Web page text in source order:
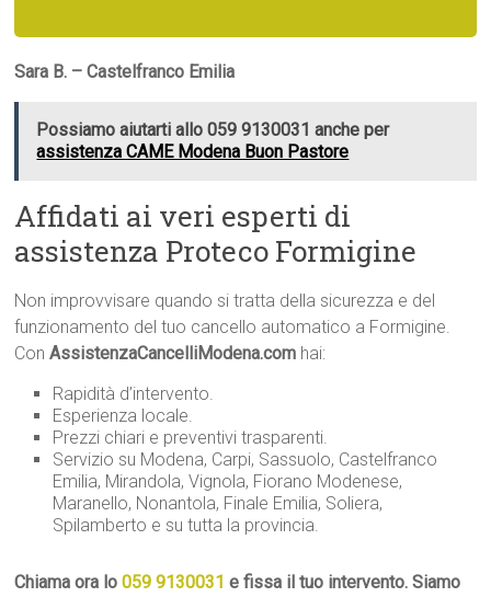
Sara B. – Castelfranco Emilia
Possiamo aiutarti allo 059 9130031 anche per
assistenza CAME Modena Buon Pastore
Affidati ai veri esperti di
assistenza Proteco Formigine
Non improvvisare quando si tratta della sicurezza e del
funzionamento del tuo cancello automatico a Formigine.
ConAssistenzaCancelliModena.com hai:
Rapidità d’intervento.
Esperienza locale.
Prezzi chiari e preventivi trasparenti.
Servizio su Modena, Carpi, Sassuolo, Castelfranco
Emilia, Mirandola, Vignola, Fiorano Modenese,
Maranello, Nonantola, Finale Emilia, Soliera,
Spilamberto e su tutta la provincia.
Chiama ora lo059 9130031 e fissa il tuo intervento. Siamo